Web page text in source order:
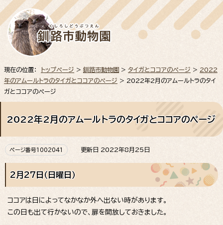
現在の位置： トップページ > 釧路市動物園 > タイガとココアのページ > 2022
年のアムールトラのタイガとココアのページ > 2022年2月のアムールトラのタイ
ガとココアのページ
2022年2月のアムールトラのタイガとココアのページ
ページ番号1002041 更新日 2022年8月25日
2月27日（日曜日）
ココアは日によってなかなか外へ出ない時があります。
この日も出て行かないので、扉を開放しておきました。